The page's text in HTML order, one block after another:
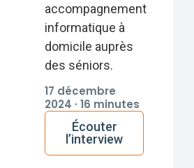
accompagnement
informatique à
domicile auprès
des séniors.
17 décembre
2024 · 16 minutes
Écouter
l’interview